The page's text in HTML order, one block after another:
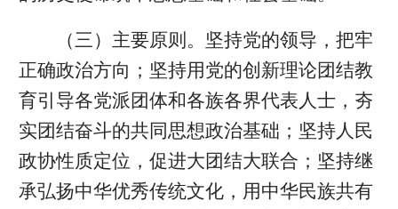
（三）主要原则。坚持党的领导，把牢
正确政治方向；坚持用党的创新理论团结教
育引导各党派团体和各族各界代表人士，夯
实团结奋斗的共同思想政治基础；坚持人民
政协性质定位，促进大团结大联合；坚持继
承弘扬中华优秀传统文化，用中华民族共有